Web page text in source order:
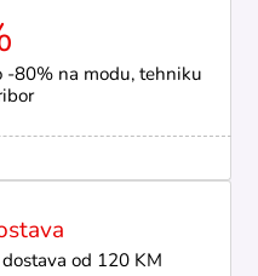
-80% na modu, tehniku
od 120 KM